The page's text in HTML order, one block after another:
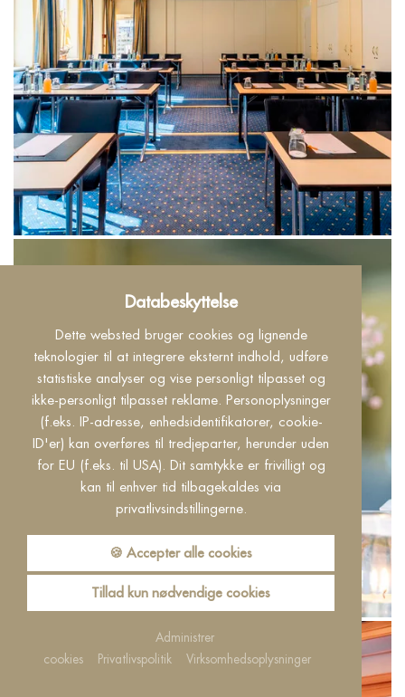
Databeskyttelse
Dette websted bruger cookies og lignende
teknologier til at integrere eksternt indhold, udføre
statistiske analyser og vise personligt tilpasset og
ikke-personligt tilpasset reklame. Personoplysninger
(f.eks. IP-adresse, enhedsidentifikatorer, cookie-
ID'er) kan overføres til tredjeparter, herunder uden
for EU (f.eks. til USA). Dit samtykke er frivilligt og
kan til enhver tid tilbagekaldes via
privatlivsindstillingerne.
🍪 Accepter alle cookies
Tillad kun nødvendige cookies
Administrer
cookies
Privatlivspolitik Virksomhedsoplysninger